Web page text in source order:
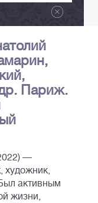
Париж.
—
художник,
активным
жизни,